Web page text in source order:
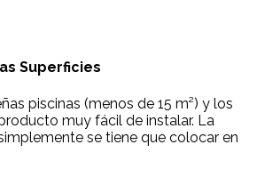
Superficies
piscinas (menos de 15 m²) y los
muy fácil de instalar. La
se tiene que colocar en